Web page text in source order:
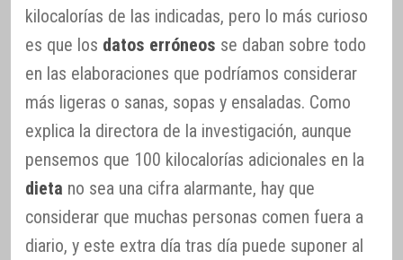
kilocalorías de las indicadas, pero lo más curioso
es que los datos erróneos se daban sobre todo
en las elaboraciones que podríamos considerar
más ligeras o sanas, sopas y ensaladas. Como
explica la directora de la investigación, aunque
pensemos que 100 kilocalorías adicionales en la
dieta no sea una cifra alarmante, hay que
considerar que muchas personas comen fuera a
diario, y este extra día tras día puede suponer al